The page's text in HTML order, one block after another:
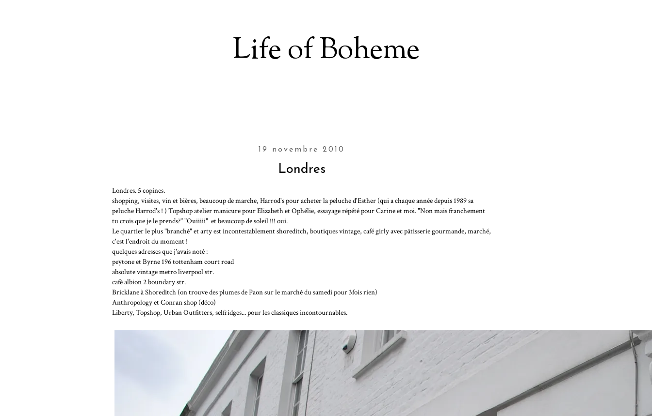
Life of Boheme
19 novembre 2010
Londres
Londres. 5 copines.
shopping, visites, vin et bières, beaucoup de marche, Harrod's pour acheter la peluche d'Esther (qui a chaque année depuis 1989 sa
peluche Harrod's ! ) Topshop atelier manicure pour Elizabeth et Ophélie, essayage répété pour Carine et moi. "Non mais franchement
tu crois que je le prends?" "Ouiiiii" et beaucoup de soleil !!! oui.
Le quartier le plus "branché" et arty est incontestablement shoreditch, boutiques vintage, café girly avec pâtisserie gourmande, marché,
c'est l'endroit du moment !
quelques adresses que j'avais noté :
peytone et Byrne 196 tottenham court road
absolute vintage metro liverpool str.
café albion 2 boundary str.
Bricklane à Shoreditch (on trouve des plumes de Paon sur le marché du samedi pour 3fois rien)
Anthropology et Conran shop (déco)
Liberty, Topshop, Urban Outfitters, selfridges... pour les classiques incontournables.